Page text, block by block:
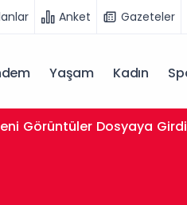
Anket Gazeteler
Yaşam Kadın
Görüntüler Dosyaya Girdi